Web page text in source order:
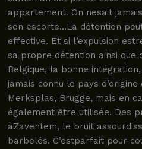
appartement. On nesait
son escorte…La détention
effective. Et si l’expulsion
sa propre détention ainsi que
Belgique, la bonne
jamais connu le pays
Merksplas, Brugge, mais en
également être utilisée. Des
àZaventem, le bruit
barbelés. C’estparfait pour